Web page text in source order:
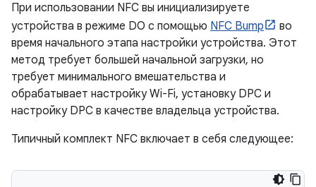
При использовании NFC вы инициализируете
устройства в режиме DO с помощью NFC Bump
во
время начального этапа настройки устройства. Этот
метод требует большей начальной загрузки, но
требует минимального вмешательства и
обрабатывает настройку Wi-Fi, установку DPC и
настройку DPC в качестве владельца устройства.
Типичный комплект NFC включает в себя следующее: